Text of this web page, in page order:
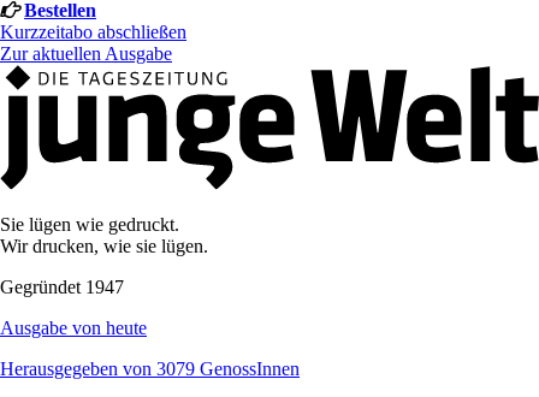
Bestellen
Kurzzeitabo abschließen
Zur aktuellen Ausgabe
Sie lügen wie gedruckt.
Wir drucken, wie sie lügen.
Gegründet 1947
Ausgabe von heute
Herausgegeben von 3079 GenossInnen